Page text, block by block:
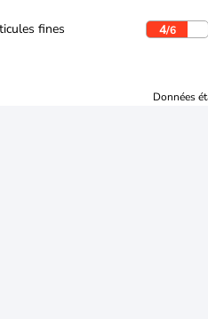
fines 4/6
Données